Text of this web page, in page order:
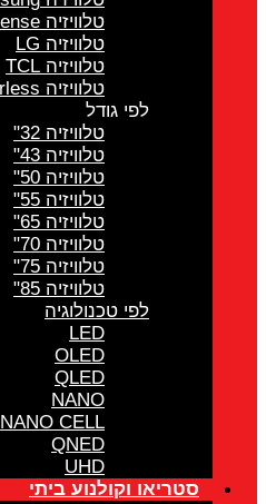
טלוויזיה Hisense
טלוויזיה LG
טלוויזיה TCL
טלוויזיה Peerless
לפי גודל
טלוויזיה 32"
טלוויזיה 43"
טלוויזיה 50"
טלוויזיה 55"
טלוויזיה 65"
טלוויזיה 70"
טלוויזיה 75"
טלוויזיה 85"
לפי טכנולוגיה
LED
OLED
QLED
NANO
NANO CELL
QNED
UHD
סטריאו וקולנוע ביתי